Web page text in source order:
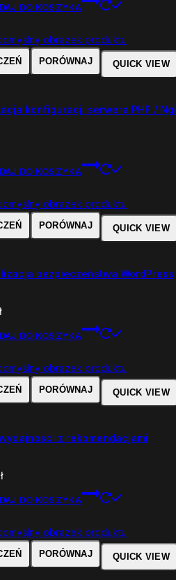
DO KOSZYKA
PORÓWNAJ QUICK VIEW
konfiguracji serwera PHP /
DO KOSZYKA
PORÓWNAJ QUICK VIEW
bezpieczeństwa WordPress
DO KOSZYKA
PORÓWNAJ QUICK VIEW
z rekomendacjami
DO KOSZYKA
PORÓWNAJ QUICK VIEW